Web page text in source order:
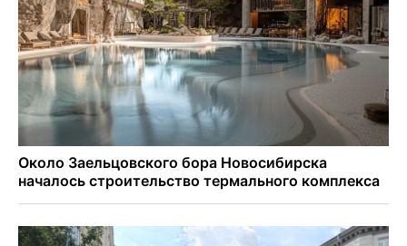
Новосибирский метрополитен начал ремонт входа на
«Красном проспекте»